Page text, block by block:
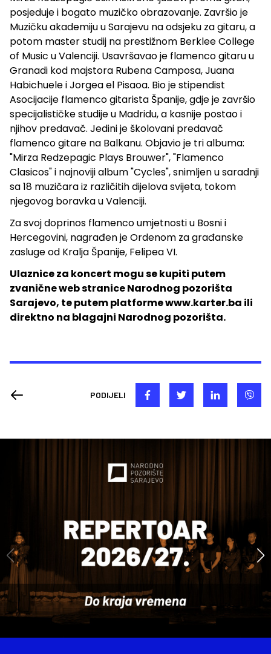
posjeduje i bogato muzičko obrazovanje. Završio je
Muzičku akademiju u Sarajevu na odsjeku za gitaru, a
potom master studij na prestižnom Berklee College
of Music u Valenciji. Usavršavao je flamenco gitaru u
Granadi kod majstora Rubena Camposa, Juana
Habichuele i Jorgea el Pisaoa. Bio je stipendist
Asocijacije flamenco gitarista Španije, gdje je završio
specijalističke studije u Madridu, a kasnije postao i
njihov predavač. Jedini je školovani predavač
flamenco gitare na Balkanu. Objavio je tri albuma:
"Mirza Redzepagic Plays Brouwer", "Flamenco
Clasicos" i najnoviji album "Cycles", snimljen u saradnji
sa 18 muzičara iz različitih dijelova svijeta, tokom
njegovog boravka u Valenciji.
Za svoj doprinos flamenco umjetnosti u Bosni i
Hercegovini, nagrađen je Ordenom za građanske
zasluge od Kralja Španije, Felipea VI.
Ulaznice za koncert mogu se kupiti putem
zvanične web stranice Narodnog pozorišta
Sarajevo, te putem platforme www.karter.ba ili
direktno na blagajni Narodnog pozorišta.
PODIJELI